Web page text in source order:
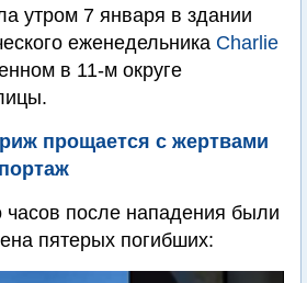
утром 7 января в здании
еженедельника Charlie
в 11-м округе
прощается с жертвами
часов после нападения были
пятерых погибших: